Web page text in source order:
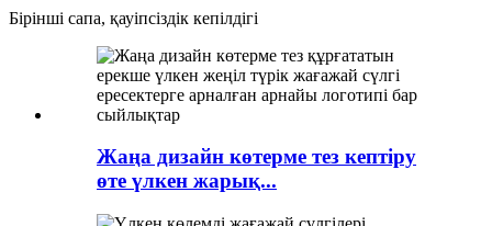
Бірінші сапа, қауіпсіздік кепілдігі
Жаңа дизайн көтерме тез кептіру
өте үлкен жарық...